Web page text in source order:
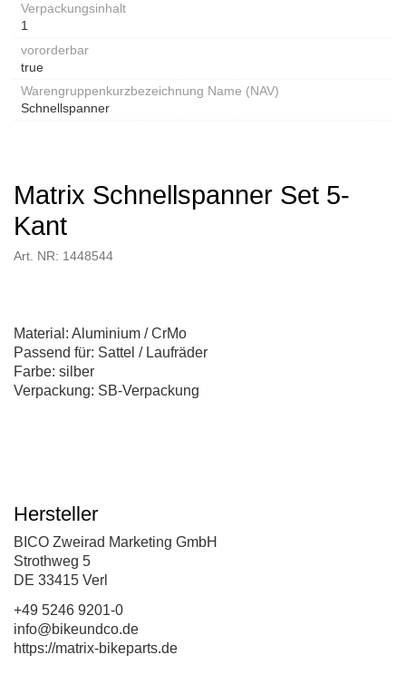
Verpackungsinhalt
1
vororderbar
true
Warengruppenkurzbezeichnung Name (NAV)
Schnellspanner
Matrix Schnellspanner Set 5-
Kant
Art. NR: 1448544
Material: Aluminium / CrMo
Passend für: Sattel / Laufräder
Farbe: silber
Verpackung: SB-Verpackung
Hersteller
BICO Zweirad Marketing GmbH
Strothweg 5
DE 33415 Verl
+49 5246 9201-0
info@bikeundco.de
https://matrix-bikeparts.de